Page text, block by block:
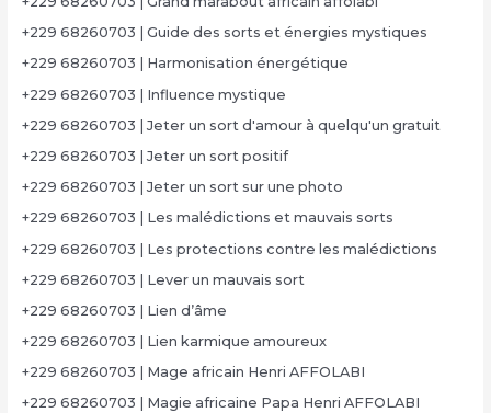
+229 68260703 | Guide des sorts et énergies mystiques
+229 68260703 | Harmonisation énergétique
+229 68260703 | Influence mystique
+229 68260703 | Jeter un sort d'amour à quelqu'un gratuit
+229 68260703 | Jeter un sort positif
+229 68260703 | Jeter un sort sur une photo
+229 68260703 | Les malédictions et mauvais sorts
+229 68260703 | Les protections contre les malédictions
+229 68260703 | Lever un mauvais sort
+229 68260703 | Lien d’âme
+229 68260703 | Lien karmique amoureux
+229 68260703 | Mage africain Henri AFFOLABI
+229 68260703 | Magie africaine Papa Henri AFFOLABI